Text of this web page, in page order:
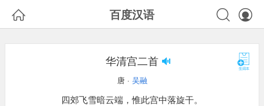
 百度汉语 

华清宫二首
唐 · 吴融
四郊飞雪暗云端，惟此宫中落旋干。